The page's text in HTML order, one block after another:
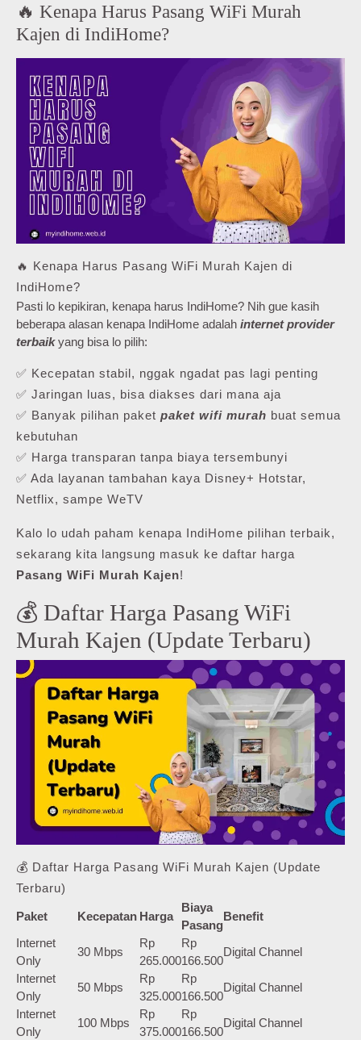
🔥 Kenapa Harus Pasang WiFi Murah
Kajen di IndiHome?
🔥 Kenapa Harus Pasang WiFi Murah Kajen di
IndiHome?
Pasti lo kepikiran, kenapa harus IndiHome? Nih gue kasih
beberapa alasan kenapa IndiHome adalah internet provider
terbaikyang bisa lo pilih:
✅ Kecepatan stabil, nggak ngadat pas lagi penting
✅ Jaringan luas, bisa diakses dari mana aja
✅ Banyak pilihan paket paket wifi murah buat semua
kebutuhan
✅ Harga transparan tanpa biaya tersembunyi
✅ Ada layanan tambahan kaya Disney+ Hotstar,
Netflix, sampe WeTV
Kalo lo udah paham kenapa IndiHome pilihan terbaik,
sekarang kita langsung masuk ke daftar harga
Pasang WiFi Murah Kajen!
💰 Daftar Harga Pasang WiFi
Murah Kajen (Update Terbaru)
💰 Daftar Harga Pasang WiFi Murah Kajen (Update
Terbaru)
Paket Kecepatan Harga
Biaya
Pasang
Benefit
Internet
Only
30 Mbps
Rp
265.000
Rp
166.500
Digital Channel
Internet
Only
50 Mbps
Rp
325.000
Rp
166.500
Digital Channel
Internet
Only
100 Mbps
Rp
375.000
Rp
166.500
Digital Channel